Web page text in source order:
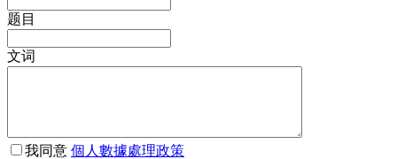
题目
文词
我同意 個人數據處理政策